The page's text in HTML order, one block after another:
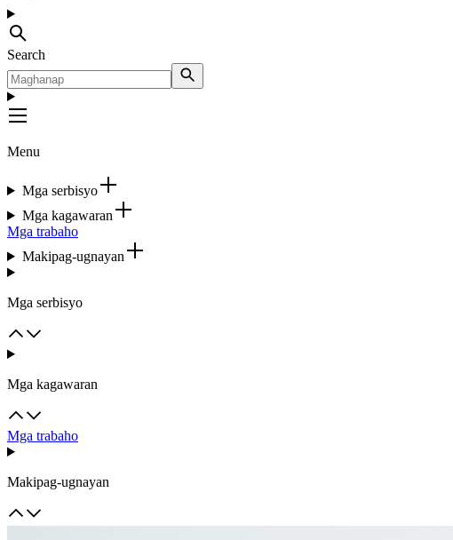
Search
Menu
Mga serbisyo
Mga kagawaran
Mga trabaho
Makipag-ugnayan
Mga serbisyo
Mga kagawaran
Mga trabaho
Makipag-ugnayan